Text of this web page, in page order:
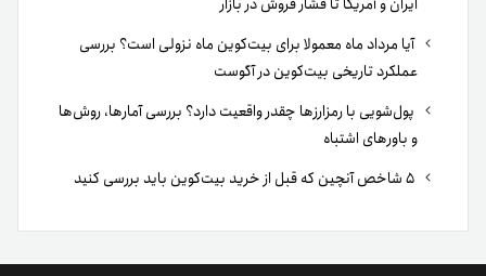
آیا مرداد ماه معمولا برای بیت‌کوین ماه نزولی است؟ بررسی
عملکرد تاریخی بیت‌کوین در آگوست
پول‌شویی با رمزارزها چقدر واقعیت دارد؟ بررسی آمارها، روش‌ها
و باورهای اشتباه